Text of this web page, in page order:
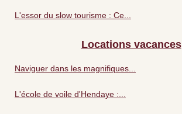
L'essor du slow tourisme : Ce...
Locations vacances
Naviguer dans les magnifiques...
L'école de voile d'Hendaye :...